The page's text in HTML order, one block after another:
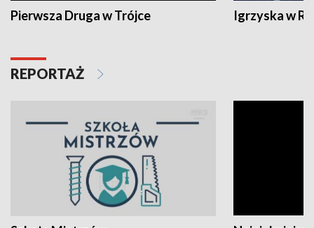
Pierwsza Druga w Trójce Igrzyska w
REPORTAŻ